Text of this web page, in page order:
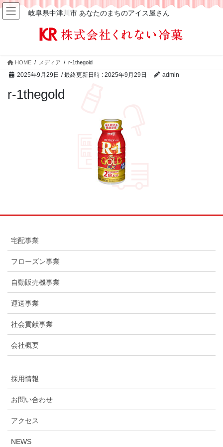
岐阜県中津川市 あなたのまちのアイス屋さん
HOME メディア r-1thegold
2025年9月29日 / 最終更新日時 : 2025年9月29日 admin
r-1thegold
宅配事業
フローズン事業
自動販売機事業
運送事業
社会貢献事業
会社概要
採用情報
お問い合わせ
アクセス
NEWS